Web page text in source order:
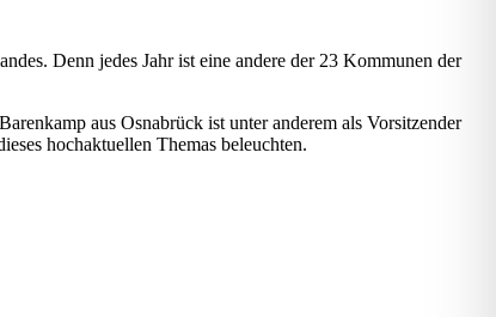
Denn jedes Jahr ist eine andere der 23 Kommunen der
aus Osnabrück ist unter anderem als Vorsitzender
hochaktuellen Themas beleuchten.